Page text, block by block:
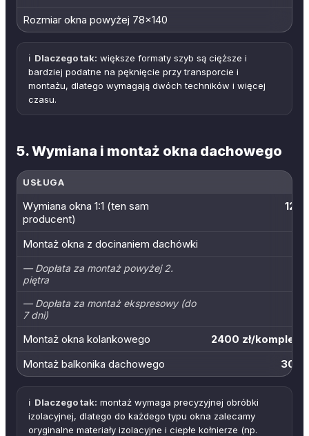
Rozmiar okna powyżej 78×140
ℹ️ Dlaczego tak: większe formaty szyb są cięższe i
bardziej podatne na pęknięcie przy transporcie i
montażu, dlatego wymagają dwóch techników i więcej
czasu.
5. Wymiana i montaż okna dachowego
USŁUGA
Wymiana okna 1:1 (ten sam
producent)
Montaż okna z docinaniem dachówki
— Dopłata za montaż powyżej 2.
piętra
— Dopłata za montaż ekspresowy (do
7 dni)
Montaż okna kolankowego
2400 zł/komplet
Montaż balkonika dachowego
ℹ️ Dlaczego tak: montaż wymaga precyzyjnej obróbki
izolacyjnej, dlatego do każdego typu okna zalecamy
oryginalne materiały izolacyjne i ciepłe kołnierze (np.